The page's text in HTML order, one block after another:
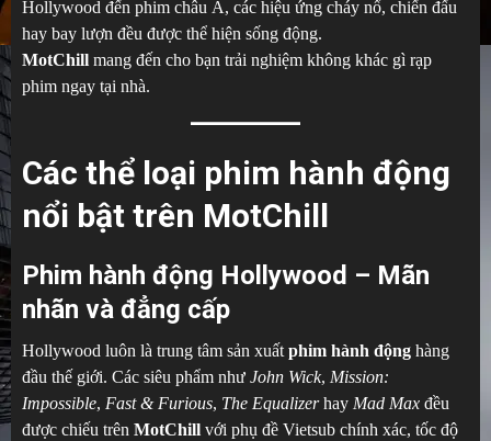
Hollywood đến phim châu Á, các hiệu ứng cháy nổ, chiến đấu
hay bay lượn đều được thể hiện sống động.
MotChill mang đến cho bạn trải nghiệm không khác gì rạp
phim ngay tại nhà.
Các thể loại phim hành động
nổi bật trên MotChill
Phim hành động Hollywood – Mãn
nhãn và đẳng cấp
Hollywood luôn là trung tâm sản xuấtphim hành động hàng
đầu thế giới. Các siêu phẩm như John Wick, Mission:
Impossible, Fast & Furious, The Equalizerhay Mad Max đều
được chiếu trên MotChill với phụ đề Vietsub chính xác, tốc độ